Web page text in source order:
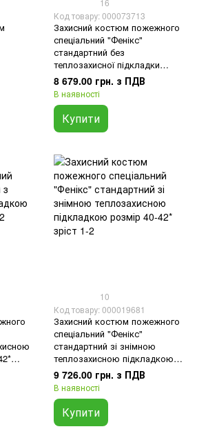
16
Код товару: 000073713
Захисний костюм пожежного
спеціальний "Фенікс"
стандартний без
теплозахисної підкладки
розмір 40-42* зріст 1-2
8 679.00 грн. з ПДВ
В наявності
Купити
10
Код товару: 000019681
Захисний костюм пожежного
спеціальний "Фенікс"
стандартний зі знімною
теплозахисною підкладкою
розмір 40-42* зріст 1-2
9 726.00 грн. з ПДВ
В наявності
Купити